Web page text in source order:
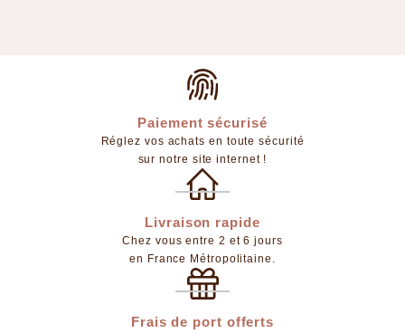
Paiement sécurisé
Réglez vos achats en toute sécurité
sur notre site internet !
Livraison rapide
Chez vous entre 2 et 6 jours
en France Métropolitaine.
Frais de port offerts